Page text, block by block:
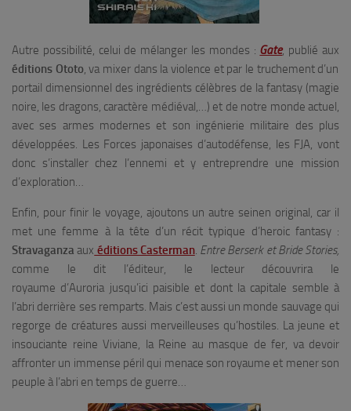
Autre possibilité, celui de mélanger les mondes : Gate, publié aux
éditions Ototo, va mixer dans la violence et par le truchement d’un
portail dimensionnel des ingrédients célèbres de la fantasy (magie
noire, les dragons, caractère médiéval,…) et de notre monde actuel,
avec ses armes modernes et son ingénierie militaire des plus
développées. Les Forces japonaises d’autodéfense, les FJA, vont
donc s’installer chez l’ennemi et y entreprendre une mission
d’exploration…
Enfin, pour finir le voyage, ajoutons un autre seinen original, car il
met une femme à la tête d’un récit typique d’heroic fantasy :
Stravaganza aux éditions Casterman. Entre Berserk et Bride Stories,
comme le dit l’éditeur, le lecteur découvrira le
royaume d’Auroria jusqu’ici paisible et dont la capitale semble à
l’abri derrière ses remparts. Mais c’est aussi un monde sauvage qui
regorge de créatures aussi merveilleuses qu’hostiles. La jeune et
insouciante reine Viviane, la Reine au masque de fer, va devoir
affronter un immense péril qui menace son royaume et mener son
peuple à l’abri en temps de guerre…